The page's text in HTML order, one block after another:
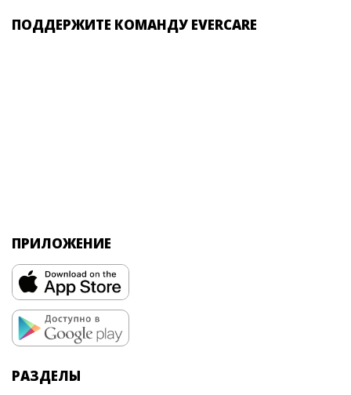
ПОДДЕРЖИТЕ КОМАНДУ EVERCARE
ПРИЛОЖЕНИЕ
РАЗДЕЛЫ